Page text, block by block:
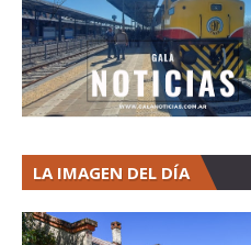
LA IMAGEN DEL DÍA